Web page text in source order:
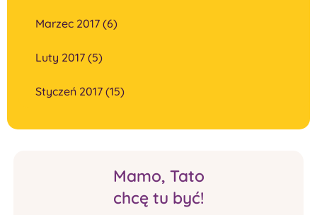
Marzec 2017 (6)
Luty 2017 (5)
Styczeń 2017 (15)
Mamo, Tato
chcę tu być!